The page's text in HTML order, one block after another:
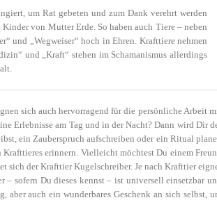
um Rat gebeten und zum Dank verehrt werden
von Mutter Erde. So haben auch Tiere – neben
und „Wegweiser“ hoch in Ehren. Krafttiere nehmen
und „Kraft“ stehen im Schamanismus allerdings
sich auch hervorragend für die persönliche Arbeit
Erlebnisse am Tag und in der Nacht? Dann wird Dir
ein Zauberspruch aufschreiben oder ein Ritual
erinnern. Vielleicht möchtest Du einem
sich der Krafttier Kugelschreiber. Je nach Krafttier
sofern Du dieses kennst – ist universell einsetzbar
auch ein wunderbares Geschenk an sich selbst,